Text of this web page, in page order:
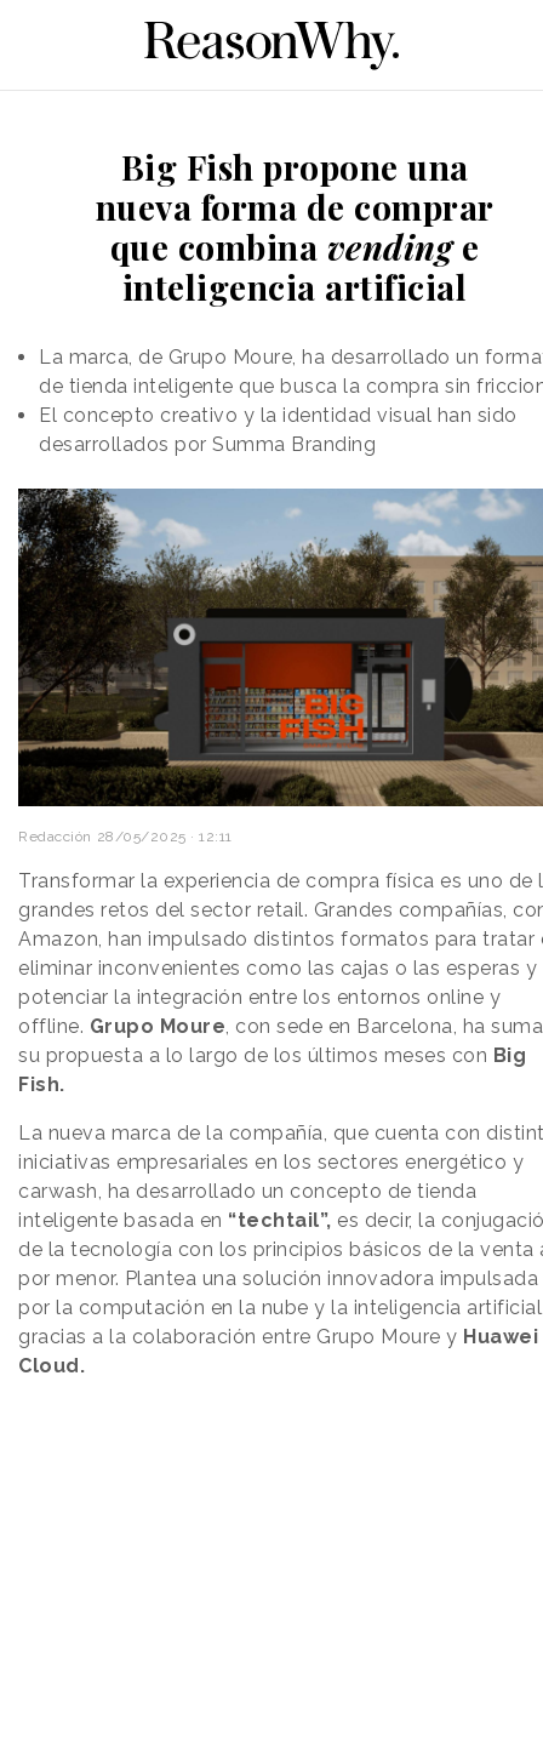
Big Fish propone una
nueva forma de comprar
que combina vendinge
inteligencia artificial
La marca, de Grupo Moure, ha desarrollado un
de tienda inteligente que busca la compra sin
El concepto creativo y la identidad visual han sido
desarrollados por Summa Branding
Redacción 28/05/2025 · 12:11
Transformar la experiencia de compra física es uno de
grandes retos del sector retail. Grandes compañías,
Amazon, han impulsado distintos formatos para tratar
eliminar inconvenientes como las cajas o las esperas y
potenciar la integración entre los entornos online y
offline. Grupo Moure, con sede en Barcelona, ha
su propuesta a lo largo de los últimos meses con Big
Fish.
La nueva marca de la compañía, que cuenta con
iniciativas empresariales en los sectores energético y
carwash, ha desarrollado un concepto de tienda
inteligente basada en “techtail”, es decir, la
de la tecnología con los principios básicos de la venta
por menor. Plantea una solución innovadora impulsada
por la computación en la nube y la inteligencia
gracias a la colaboración entre Grupo Moure y Huawei
Cloud.